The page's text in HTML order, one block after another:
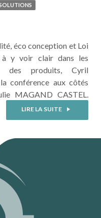
éco conception et Loi
y voir clair dans les
des produits, Cyril
conférence aux côtés
MAGAND CASTEL,
bio, inclusifs et
📍Pour obtenir votre
...
LIRE LA SUITE